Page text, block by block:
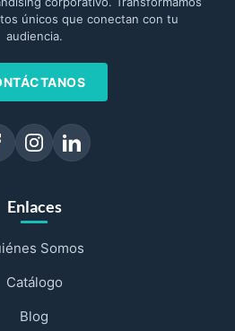
únicos que conectan con tu
audiencia.
Enlaces
Somos
Catálogo
Blog